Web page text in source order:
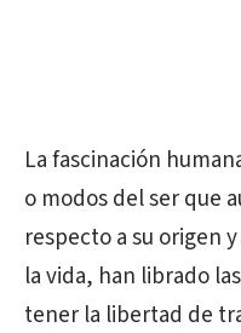
La fascinación
o modos del ser que
respecto a su origen
la vida, han librado
tener la libertad de